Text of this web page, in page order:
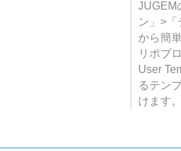
JUGEM
ン」>
から簡
リポブ
User
るテン
けます